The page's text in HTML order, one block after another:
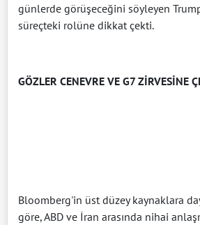
günlerde görüşeceğini söyleyen
süreçteki rolüne dikkat çekti.
GÖZLER CENEVRE VE G7 ZİRVESİNE
Bloomberg'in üst düzey kaynaklara
göre, ABD ve İran arasında nihai